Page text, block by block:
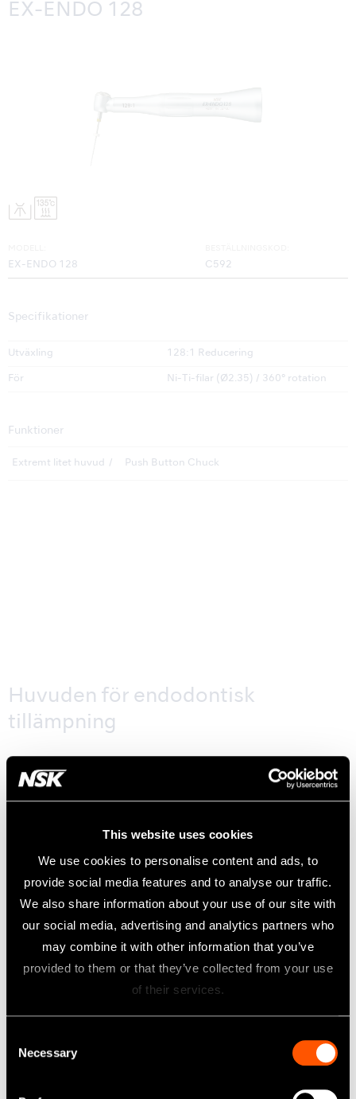
This website uses cookies
We use cookies to personalise content and ads, to
provide social media features and to analyse our traffic.
We also share information about your use of our site with
our social media, advertising and analytics partners who
may combine it with other information that you’ve
provided to them or that they’ve collected from your use
of their services.
Necessary
EX-ENDO 128
EX-ENDO 128 C592
Specifikationer
Utväxling 128:1 Reducering
För Ni-Ti-filar (Ø2.35) / 360° rotation
Funktioner
Extremt litet huvud Push Button Chuck
Huvuden för endodontisk
tillämpning